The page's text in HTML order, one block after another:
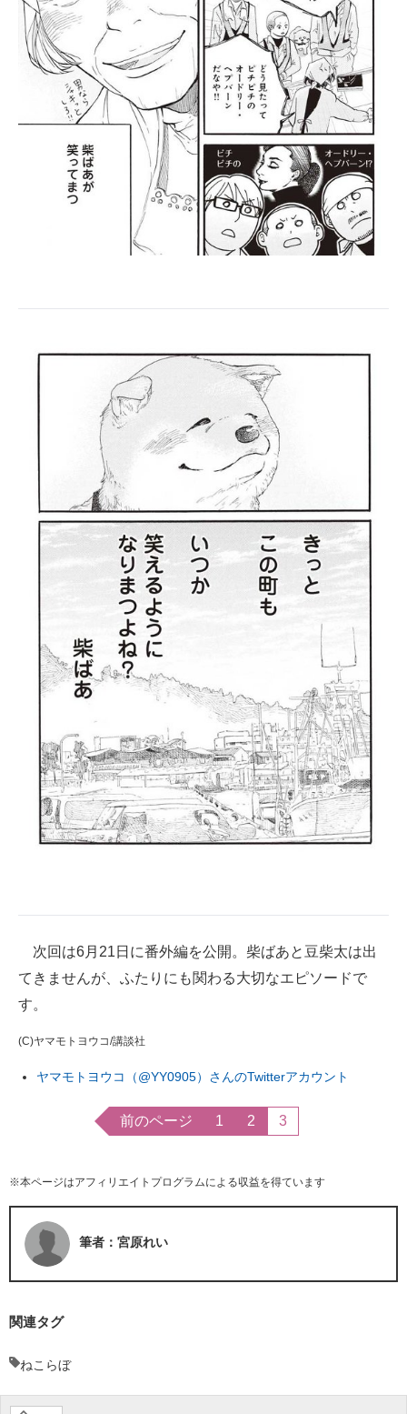
次回は6月21日に番外編を公開。柴ばあと豆柴太は出
てきませんが、ふたりにも関わる大切なエピソードで
す。
(C)ヤマモトヨウコ/講談社
ヤマモトヨウコ（@YY0905）さんのTwitterアカウント
前のページ 1 2 3
※本ページはアフィリエイトプログラムによる収益を得ています
筆者：宮原れい
関連タグ
ねこらぼ